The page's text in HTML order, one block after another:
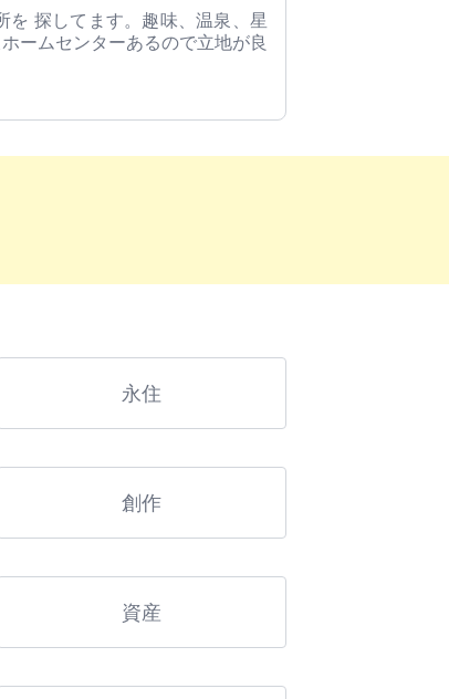
を 探してます。趣味、温泉、星
ームセンターあるので立地が良
永住
創作
資産